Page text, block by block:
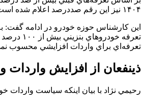
۱۴۰۴ نيز اين رقم صددرصد اعلام شده است.
اين كارشناس حوزه خودرو در ادامه گفت:
تعرفه
تعرفه‌اي براي واردات افزايشي محسوب
ذينفعان از افزايش واردات
رحيمي نژاد با بيان اينكه سياست واردات